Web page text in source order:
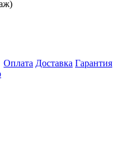
Оплата Доставка Гарантия